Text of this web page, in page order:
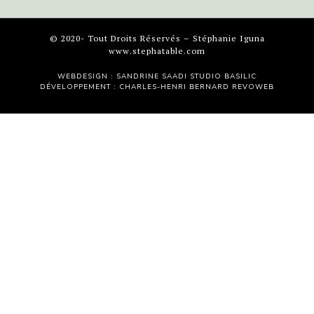
© 2020- Tout Droits Réservés – Stéphanie Iguna
www.stephatable.com
WEBDESIGN : SANDRINE SAADI STUDIO BASILIC
DÉVELOPPEMENT : CHARLES-HENRI BERNARD REVOWEB